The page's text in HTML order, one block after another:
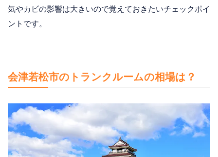
気やカビの影響は大きいので覚えておきたいチェックポイ
ントです。
会津若松市のトランクルームの相場は？